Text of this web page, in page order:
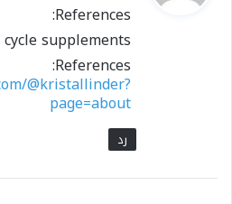
ل
References:
supplements
References:
@kristallinder?
page=about
رد